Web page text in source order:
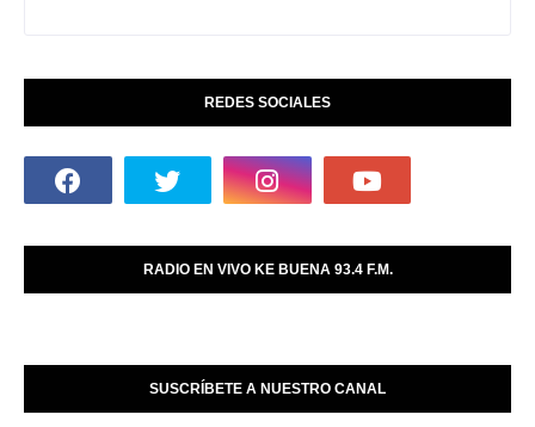
REDES SOCIALES
RADIO EN VIVO KE BUENA 93.4 F.M.
SUSCRÍBETE A NUESTRO CANAL